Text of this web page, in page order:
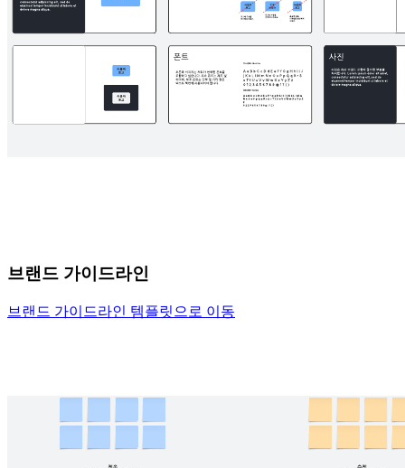
브랜드 가이드라인
브랜드 가이드라인 템플릿으로 이동